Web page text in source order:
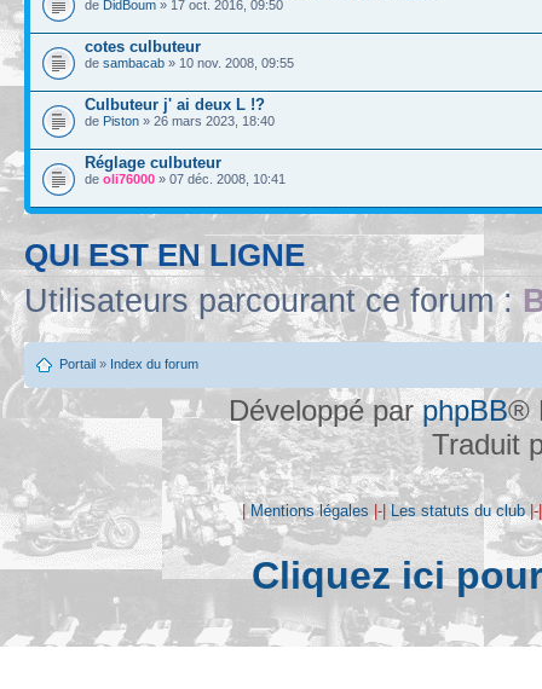
de DidBoum » 17 oct. 2016, 09:50
cotes culbuteur
de sambacab » 10 nov. 2008, 09:55
Culbuteur j' ai deux L !?
de Piston » 26 mars 2023, 18:40
Réglage culbuteur
de oli76000 » 07 déc. 2008, 10:41
QUI EST EN LIGNE
Utilisateurs parcourant ce forum :
Portail » Index du forum
Développé parphpBB®
Traduit
|Mentions légales |-| Les statuts du club
Cliquez ici